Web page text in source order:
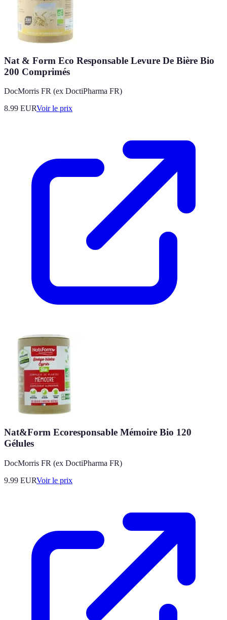
Nat & Form Eco Responsable Levure De Bière Bio
200 Comprimés
DocMorris FR (ex DoctiPharma FR)
8.99 EURVoir le prix
Nat&Form Ecoresponsable Mémoire Bio 120
Gélules
DocMorris FR (ex DoctiPharma FR)
9.99 EURVoir le prix